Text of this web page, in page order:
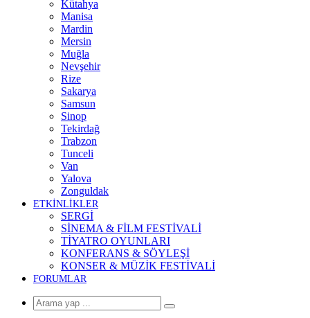
Kütahya
Manisa
Mardin
Mersin
Muğla
Nevşehir
Rize
Sakarya
Samsun
Sinop
Tekirdağ
Trabzon
Tunceli
Van
Yalova
Zonguldak
ETKİNLİKLER
SERGİ
SİNEMA & FİLM FESTİVALİ
TİYATRO OYUNLARI
KONFERANS & SÖYLEŞİ
KONSER & MÜZİK FESTİVALİ
FORUMLAR
Arama